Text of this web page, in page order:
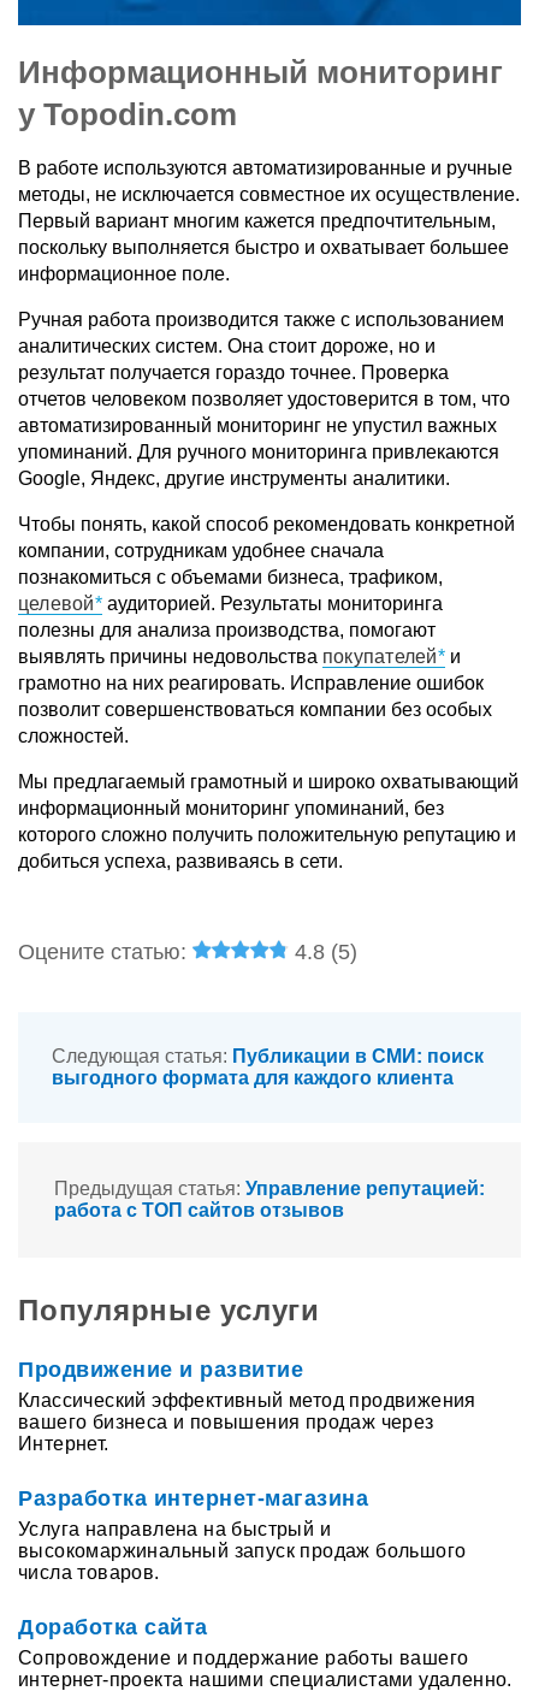
Информационный мониторинг
у Topodin.com
В работе используются автоматизированные и ручные
методы, не исключается совместное их осуществление.
Первый вариант многим кажется предпочтительным,
поскольку выполняется быстро и охватывает большее
информационное поле.
Ручная работа производится также с использованием
аналитических систем. Она стоит дороже, но и
результат получается гораздо точнее. Проверка
отчетов человеком позволяет удостоверится в том, что
автоматизированный мониторинг не упустил важных
упоминаний. Для ручного мониторинга привлекаются
Google, Яндекс, другие инструменты аналитики.
Чтобы понять, какой способ рекомендовать конкретной
компании, сотрудникам удобнее сначала
познакомиться с объемами бизнеса, трафиком,
целевой аудиторией. Результаты мониторинга
полезны для анализа производства, помогают
выявлять причины недовольства покупателей и
грамотно на них реагировать. Исправление ошибок
позволит совершенствоваться компании без особых
сложностей.
Мы предлагаемый грамотный и широко охватывающий
информационный мониторинг упоминаний, без
которого сложно получить положительную репутацию и
добиться успеха, развиваясь в сети.
Оцените статью: 4.8 (5)
Следующая статья: Публикации в СМИ: поиск
выгодного формата для каждого клиента
Предыдущая статья: Управление репутацией:
работа с ТОП сайтов отзывов
Популярные услуги
Продвижение и развитие
Классический эффективный метод продвижения
вашего бизнеса и повышения продаж через
Интернет.
Разработка интернет-магазина
Услуга направлена на быстрый и
высокомаржинальный запуск продаж большого
числа товаров.
Доработка сайта
Сопровождение и поддержание работы вашего
интернет-проекта нашими специалистами удаленно.